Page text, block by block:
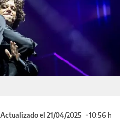
Actualizado el 21/04/2025
10:56 h